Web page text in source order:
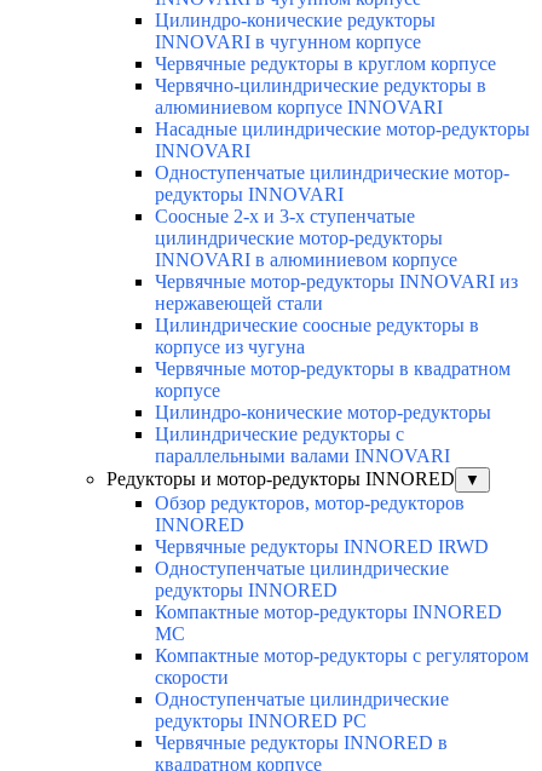
Цилиндро-конические редукторы
INNOVARI в чугунном корпусе
Червячные редукторы в круглом корпусе
Червячно-цилиндрические редукторы в
алюминиевом корпусе INNOVARI
Насадные цилиндрические мотор-редукторы
INNOVARI
Одноступенчатые цилиндрические мотор-
редукторы INNOVARI
Соосные 2-х и 3-х ступенчатые
цилиндрические мотор-редукторы
INNOVARI в алюминиевом корпусе
Червячные мотор-редукторы INNOVARI из
нержавеющей стали
Цилиндрические соосные редукторы в
корпусе из чугуна
Червячные мотор-редукторы в квадратном
корпусе
Цилиндро-конические мотор-редукторы
Цилиндрические редукторы с
параллельными валами INNOVARI
Редукторы и мотор-редукторы INNORED
▼
Обзор редукторов, мотор-редукторов
INNORED
Червячные редукторы INNORED IRWD
Одноступенчатые цилиндрические
редукторы INNORED
Компактные мотор-редукторы INNORED
MC
Компактные мотор-редукторы с регулятором
скорости
Одноступенчатые цилиндрические
редукторы INNORED PC
Червячные редукторы INNORED в
квадратном корпусе